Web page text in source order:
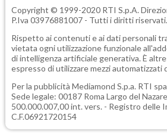
Copyright © 1999-2020 RTI S.p.A.
P.Iva 03976881007 - Tutti i diritti riservati.
Rispetto ai contenuti e ai dati personali
vietata ogni utilizzazione funzionale
di intelligenza artificiale generativa. È
espresso di utilizzare mezzi automatizzati
Per la pubblicità Mediamond S.p.a. RTI
Sede legale: 00187 Roma Largo del
500.000.007,00 int. vers. - Registro delle
C.F.06921720154